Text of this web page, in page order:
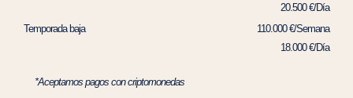
20.500 €/Día
Temporada baja
110.000 €/Semana
18.000 €/Día
*Aceptamos pagos con criptomonedas